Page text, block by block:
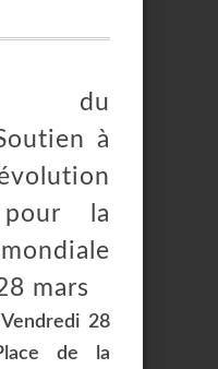
du
à
pour la
mars
28
de la